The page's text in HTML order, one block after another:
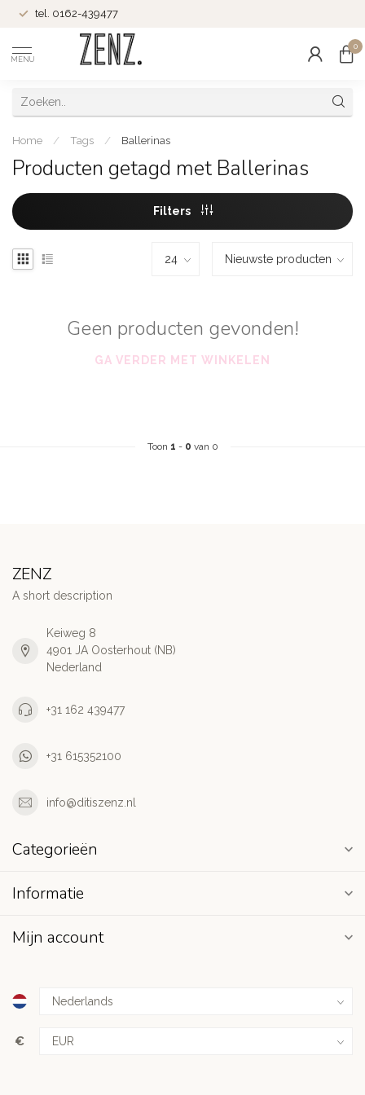
tel. 0162-439477
MENU
0
Home / Tags / Ballerinas
Producten getagd met Ballerinas
Filters
Geen producten gevonden!
GA VERDER MET WINKELEN
Toon 1 - 0 van 0
ZENZ
A short description
Keiweg 8
4901 JA Oosterhout (NB)
Nederland
+31 162 439477
+31 615352100
info@ditiszenz.nl
Categorieën
Informatie
Mijn account
€